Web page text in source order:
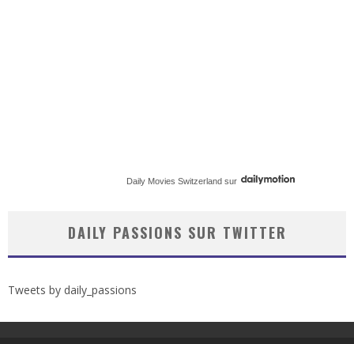
Daily Movies Switzerland sur
DAILY PASSIONS SUR TWITTER
Tweets by daily_passions